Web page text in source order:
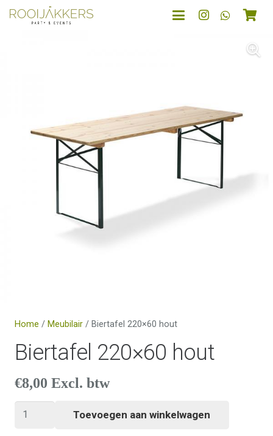
Home / Meubilair / Biertafel 220×60 hout
Biertafel 220×60 hout
€8,00 Excl. btw
Toevoegen aan winkelwagen